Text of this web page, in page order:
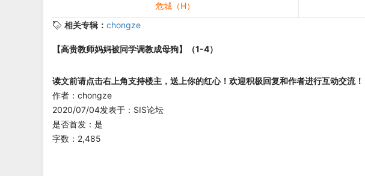
危城（H）
相关专辑： chongze
【高贵教师妈妈被同学调教成母狗】（1-4）
读文前请点击右上角支持楼主，送上你的红心！欢迎积极回复和作者进行互动交流！
作者：chongze
2020/07/04发表于：SIS论坛
是否首发：是
字数：2,485